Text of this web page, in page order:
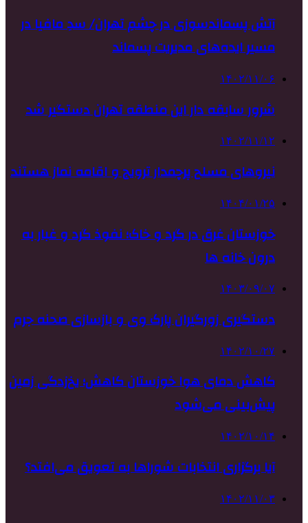
آتش پسماندسوزی در چشمِ تهران/ سدِ مافیا در
مسیر ایده‌های مدیریت پسماند
۱۴۰۲/۱۱/۰۶
شرور سابقه دار این منطقه تهران دستگیر شد
۱۴۰۲/۱۱/۱۲
نیروهای مسلح پرچمدار ترویج و اقامه نماز هستند
۱۴۰۴/۰۱/۲۵
خوزستان غرق در گرد و خاک؛ نفوذ گرد و غبار به
درون خانه ها
۱۴۰۳/۰۹/۰۷
دستگیری زورگیران پارک وی و بازسازی صحنه جرم
۱۴۰۲/۱۰/۲۷
کاهش دمای هوا خوزستان کاهش؛ یخ‌زدگی زمین
پیش‌بینی می‌شود
۱۴۰۲/۱۰/۱۴
آیا برگزاری انتخابات شوراها به تعویق می‌افتد؟
۱۴۰۲/۱۱/۰۳